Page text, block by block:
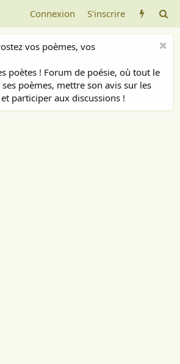
Connexion S'inscrire
vos poèmes, vos
poètes ! Forum de poésie, où tout le
poèmes, mettre son avis sur les
participer aux discussions !